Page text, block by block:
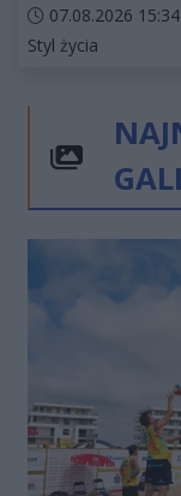
Data dodania
07.08.2026 15:34
Kategorie artykułu:
Styl życia